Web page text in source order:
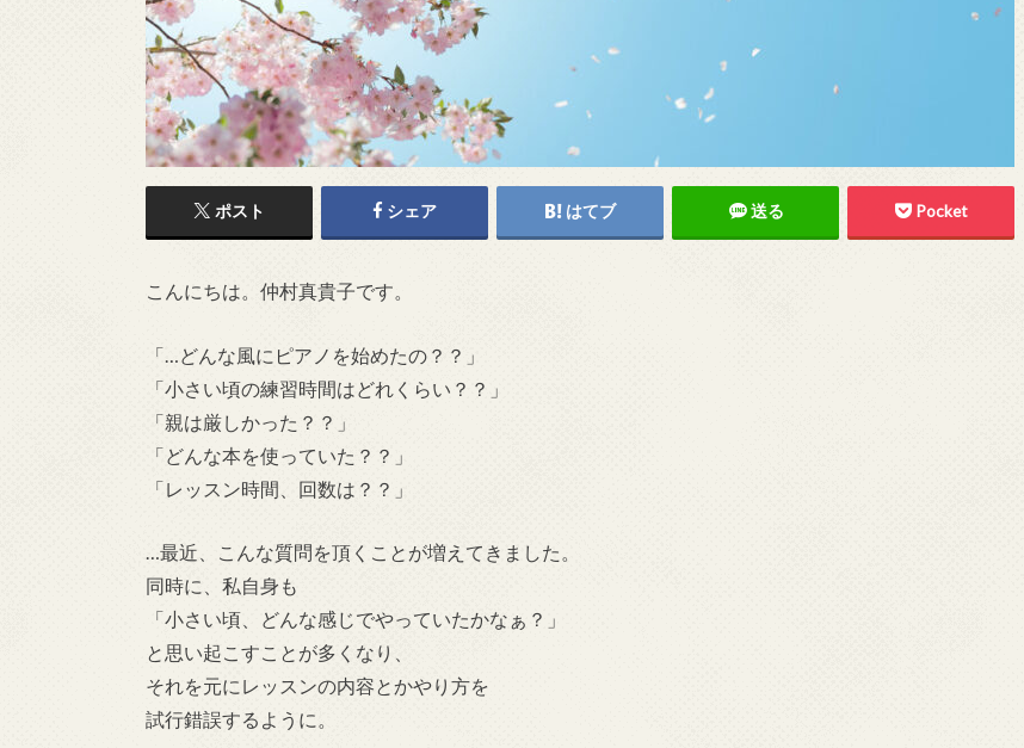
ポスト シェア はてブ 送る Pocket
こんにちは。仲村真貴子です。
「…どんな風にピアノを始めたの？？」
「小さい頃の練習時間はどれくらい？？」
「親は厳しかった？？」
「どんな本を使っていた？？」
「レッスン時間、回数は？？」
…最近、こんな質問を頂くことが増えてきました。
同時に、私自身も
「小さい頃、どんな感じでやっていたかなぁ？」
と思い起こすことが多くなり、
それを元にレッスンの内容とかやり方を
試行錯誤するように。